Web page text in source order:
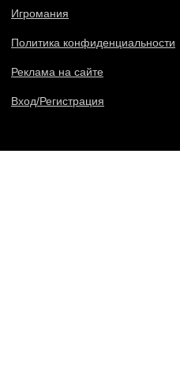
Игромания
Политика конфиденциальности
Реклама на сайте
Вход/Регистрация